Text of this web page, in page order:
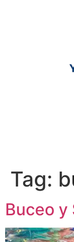
Tag:
Buceo y